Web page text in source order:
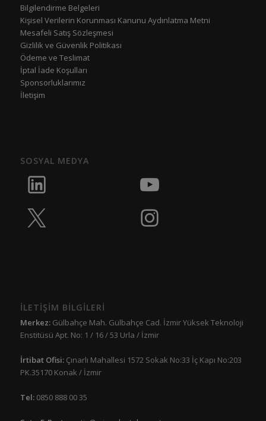
Bilgilendirme Belgeleri
Kişisel Verilerin Korunması Kanunu Aydınlatma Metni
Mesafeli Satış Sözleşmesi
Gizlilik ve Güvenlik Politikası
Ödeme ve Teslimat
İptal İade Koşulları
Sponsorluklarımız
İletişim
SOSYAL MEDYA
İLETİŞİM BİLGİLERİ
Merkez:Gülbahçe Mah. Gülbahçe Cad. İzmir Yüksek Teknoloji
Enstitüsü Apt. No: 1 / 16 / 53 Urla / İzmir
İrtibat Ofisi: Çınarlı Mahallesi 1572 Sokak No:33 İç Kapı No:203
PK.35170 Konak / İzmir
Tel:0850 888 00 35